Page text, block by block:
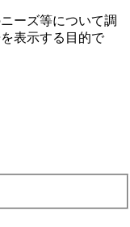
ーズ等について調
表⽰する⽬的で